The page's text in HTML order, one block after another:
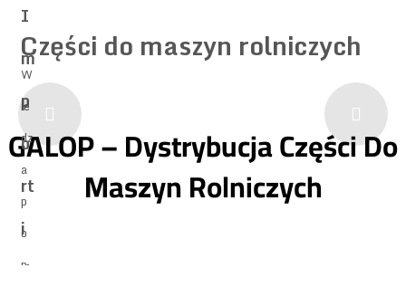
I
m
p
o
rt
i
d
Części do maszyn rolniczych
W
ie
dz
a
p
o
p
GALOP – Dystrybucja Części Do
Maszyn Rolniczych